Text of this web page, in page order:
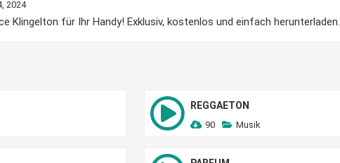
2024
Klingelton für Ihr Handy! Exklusiv, kostenlos und einfach herunterladen.
REGGAETON
90 Musik